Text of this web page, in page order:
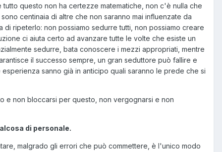
questo non ha certezze matematiche, non c'è nulla che
centinaia di altre che non saranno mai influenzate da
ripeterlo: non possiamo sedurre tutti, non possiamo creare
ci aiuta certo ad avanzare tutte le volte che esiste un
sedurre, bata conoscere i mezzi appropriati, mentre
il successo sempre, un gran seduttore può fallire e
sanno già in anticipo quali saranno le prede che si
e non bloccarsi per questo, non vergognarsi e non
di personale.
malgrado gli errori che può commettere, è l'unico modo